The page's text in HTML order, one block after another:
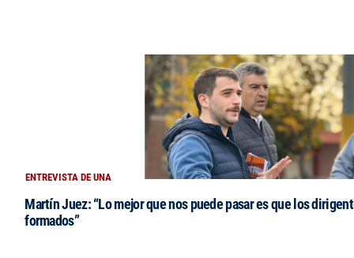
ENTREVISTA DE UNA
Martín Juez: “Lo mejor que nos puede pasar es que los
formados”